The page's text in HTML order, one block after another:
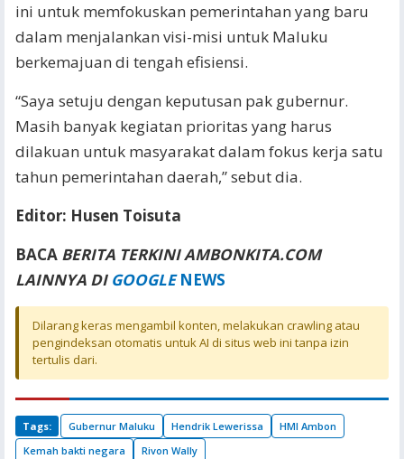
ini untuk memfokuskan pemerintahan yang baru
dalam menjalankan visi-misi untuk Maluku
berkemajuan di tengah efisiensi.
“Saya setuju dengan keputusan pak gubernur.
Masih banyak kegiatan prioritas yang harus
dilakuan untuk masyarakat dalam fokus kerja satu
tahun pemerintahan daerah,” sebut dia.
Editor: Husen Toisuta
BACA BERITA TERKINI AMBONKITA.COM
LAINNYA DI GOOGLE NEWS
Dilarang keras mengambil konten, melakukan crawling atau
pengindeksan otomatis untuk AI di situs web ini tanpa izin
tertulis dari.
Tags: Gubernur Maluku Hendrik Lewerissa
HMI Ambon
Kemah bakti negara
Rivon Wally